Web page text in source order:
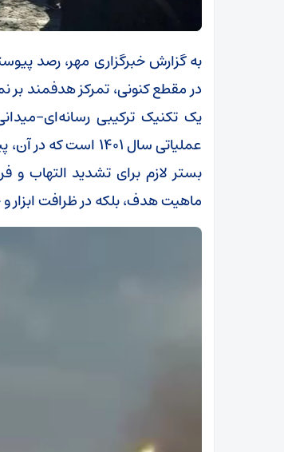
به گزارش خبرگزاری مهر، رصد
در مقطع کنونی، تمرکز هدفمند بر
یک تکنیک ترکیبی
عملیاتی سال ۱۴۰۱
بستر لازم برای تشدید التهاب
ماهیت هدف، بلکه در ظرافت ابزار